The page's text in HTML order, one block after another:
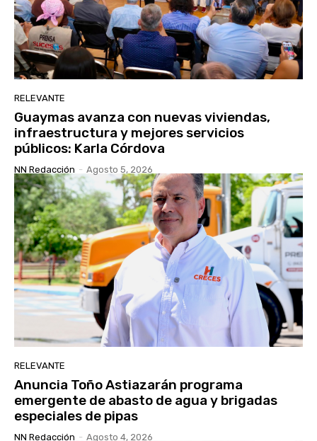
RELEVANTE
Guaymas avanza con nuevas viviendas,
infraestructura y mejores servicios
públicos: Karla Córdova
NN Redacción - Agosto 5, 2026
RELEVANTE
Anuncia Toño Astiazarán programa
emergente de abasto de agua y brigadas
especiales de pipas
NN Redacción - Agosto 4, 2026